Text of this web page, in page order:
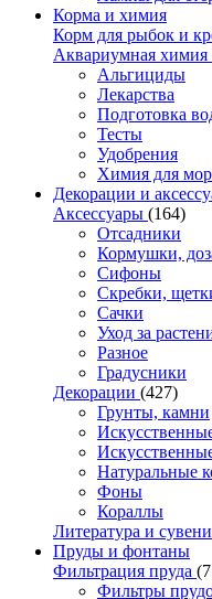
Корма и химия
Корм для рыбок и
Аквариумная химия
Альгициды
Лекарства
Подготовка
Тесты
Удобрения
Химия для
Декорации и
Аксессуары (164)
Отсадники
Кормушки,
Сифоны
Скребки,
Сачки
Уход за
Разное
Градусники
Декорации (427)
Грунты, камни
Натуральные
Фоны
Кораллы
Литература и
Пруды и фонтаны
Фильтрация пруда
Фильтры